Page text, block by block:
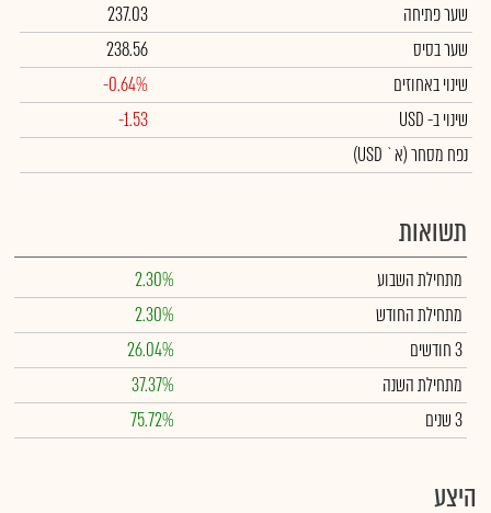
שער פתיחה
237.03
שער בסיס
238.56
שינוי באחוזים
-0.64%
שינויב- USD
-1.53
נפח מסחר(א` USD)
תשואות
מתחילת השבוע
2.30%
מתחילת החודש
2.30%
3 חודשים
26.04%
מתחילת השנה
37.37%
3 שנים
75.72%
היצע